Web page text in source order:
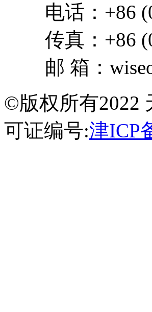
电话：+86
传真：+86
邮 箱：
©版权所有2022
可证编号:津ICP